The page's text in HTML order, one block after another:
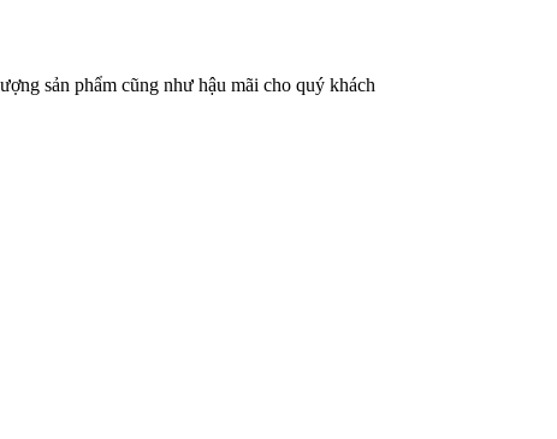
sản phẩm cũng như hậu mãi cho quý khách